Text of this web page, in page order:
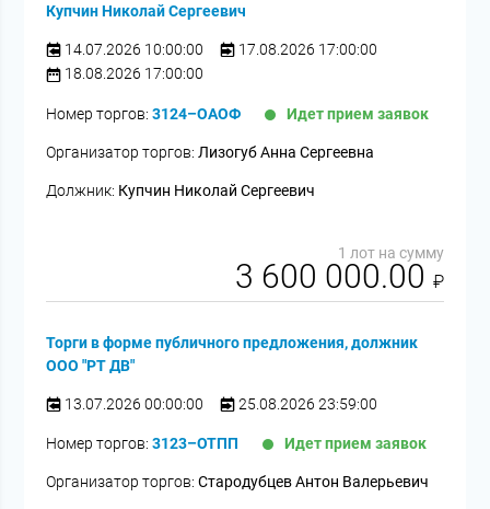
Купчин Николай Сергеевич
14.07.2026 10:00:00
17.08.2026 17:00:00
18.08.2026 17:00:00
Номер торгов:3124–ОАОФ Идет прием заявок
Организатор торгов: Лизогуб Анна Сергеевна
Должник: Купчин Николай Сергеевич
1 лот на сумму
3 600 000.00 ₽
Торги в форме публичного предложения, должник
ООО "РТ ДВ"
13.07.2026 00:00:00 25.08.2026 23:59:00
Номер торгов:3123–ОТПП Идет прием заявок
Организатор торгов:Стародубцев Антон Валерьевич